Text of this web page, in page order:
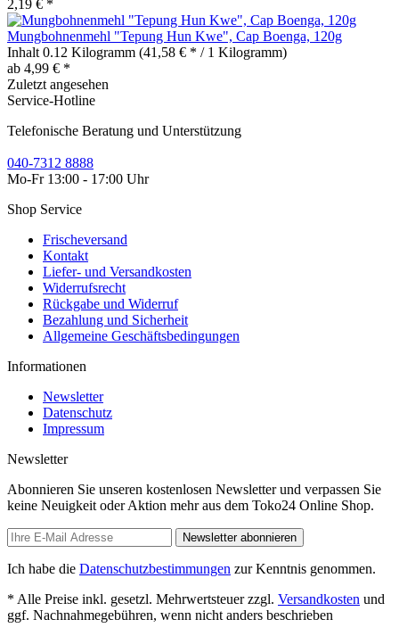
2,19 € *
Mungbohnenmehl "Tepung Hun Kwe", Cap Boenga, 120g
Inhalt 0.12 Kilogramm (41,58 € * / 1 Kilogramm)
ab 4,99 € *
Zuletzt angesehen
Service-Hotline
Telefonische Beratung und Unterstützung
040-7312 8888
Mo-Fr 13:00 - 17:00 Uhr
Shop Service
Frischeversand
Kontakt
Liefer- und Versandkosten
Widerrufsrecht
Rückgabe und Widerruf
Bezahlung und Sicherheit
Allgemeine Geschäftsbedingungen
Informationen
Newsletter
Datenschutz
Impressum
Newsletter
Abonnieren Sie unseren kostenlosen Newsletter und verpassen Sie
keine Neuigkeit oder Aktion mehr aus dem Toko24 Online Shop.
Newsletter abonnieren
Ich habe die Datenschutzbestimmungen zur Kenntnis genommen.
* Alle Preise inkl. gesetzl. Mehrwertsteuer zzgl. Versandkosten und
ggf. Nachnahmegebühren, wenn nicht anders beschrieben